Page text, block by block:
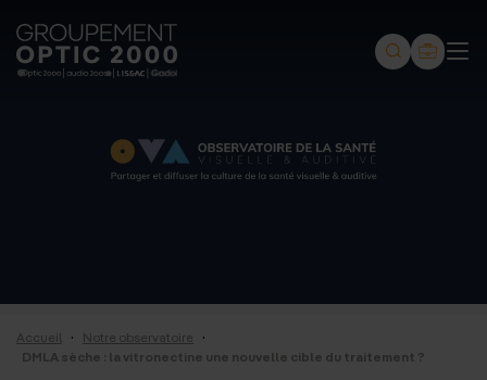
Groupement
Optic
-
Lissac
-
Accueil · Notre observatoire ·
DMLA sèche : la vitronectine une nouvelle cible du traitement ?